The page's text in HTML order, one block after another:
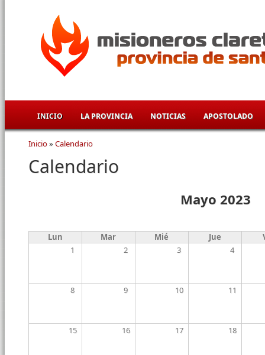
INICIO LA PROVINCIA NOTICIAS APOSTOLADO
Se encuentra usted aquí
Inicio» Calendario
Calendario
Mayo 2023
Lun Mar Mié Jue
1
2 3 4
8 9 10 11
15 16 17 18